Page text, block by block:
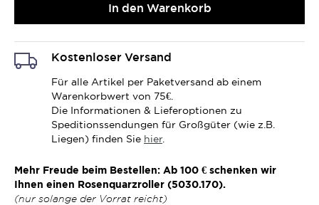
In den Warenkorb
Kostenloser Versand
Für alle Artikel per Paketversand ab einem
Warenkorbwert von 75€.
Die Informationen & Lieferoptionen zu
Speditionssendungen für Großgüter (wie z.B.
Liegen) finden Sie hier.
Mehr Freude beim Bestellen: Ab 100 € schenken wir
Ihnen einen Rosenquarzroller (5030.170).
(nur solange der Vorrat reicht)